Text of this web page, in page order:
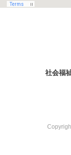
社会福